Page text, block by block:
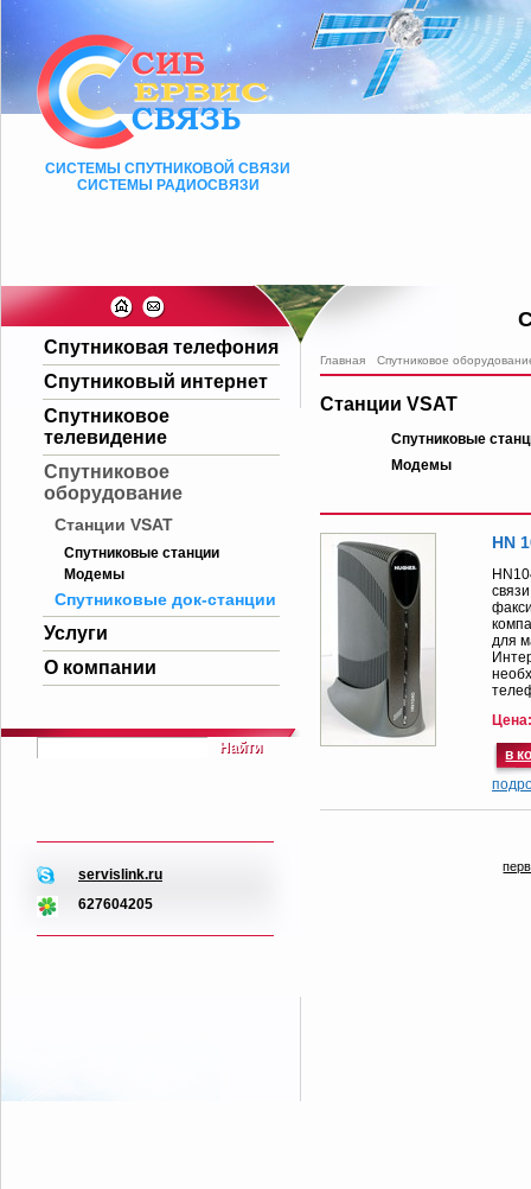
СИСТЕМЫ СПУТНИКОВОЙ СВЯЗИ
СИСТЕМЫ РАДИОСВЯЗИ
Спутниковая телефония
Спутниковый интернет
Спутниковое
телевидение
Спутниковое
оборудование
Станции VSAT
Спутниковые станции
Модемы
Спутниковые док-станции
Услуги
О компании
Найти
servislink.ru
627604205
Главная Спутниковое
Станции VSAT
Спутниковые
Модемы
HN
для